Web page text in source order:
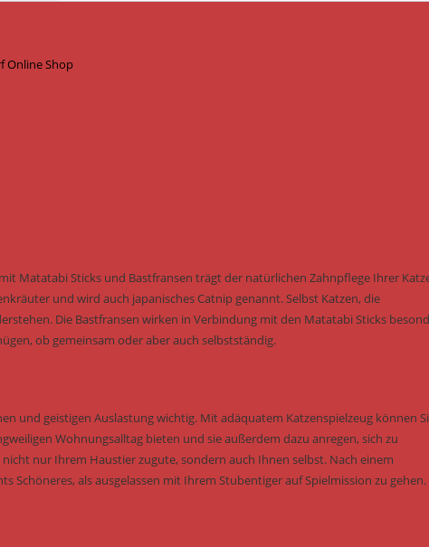
Online Shop
Matatabi Sticks und Bastfransen trägt der natürlichen Zahnpflege Ihrer
und wird auch japanisches Catnip genannt. Selbst Katzen, die
Die Bastfransen wirken in Verbindung mit den Matatabi Sticks
ob gemeinsam oder aber auch selbstständig.
und geistigen Auslastung wichtig. Mit adäquatem Katzenspielzeug können
Wohnungsalltag bieten und sie außerdem dazu anregen, sich zu
nur Ihrem Haustier zugute, sondern auch Ihnen selbst. Nach einem
Schöneres, als ausgelassen mit Ihrem Stubentiger auf Spielmission zu gehen.